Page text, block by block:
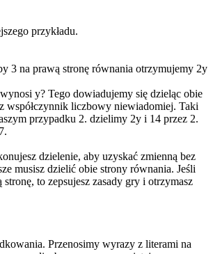
przykładu.
3 na prawą stronę równania otrzymujemy 2y
y? Tego dowiadujemy się dzieląc obie
współczynnik liczbowy niewiadomiej. Taki
przypadku 2. dzielimy 2y i 14 przez 2.
dzielenie, aby uzyskać zmienną bez
musisz dzielić obie strony równania. Jeśli
to zepsujesz zasady gry i otrzymasz
Przenosimy wyrazy z literami na